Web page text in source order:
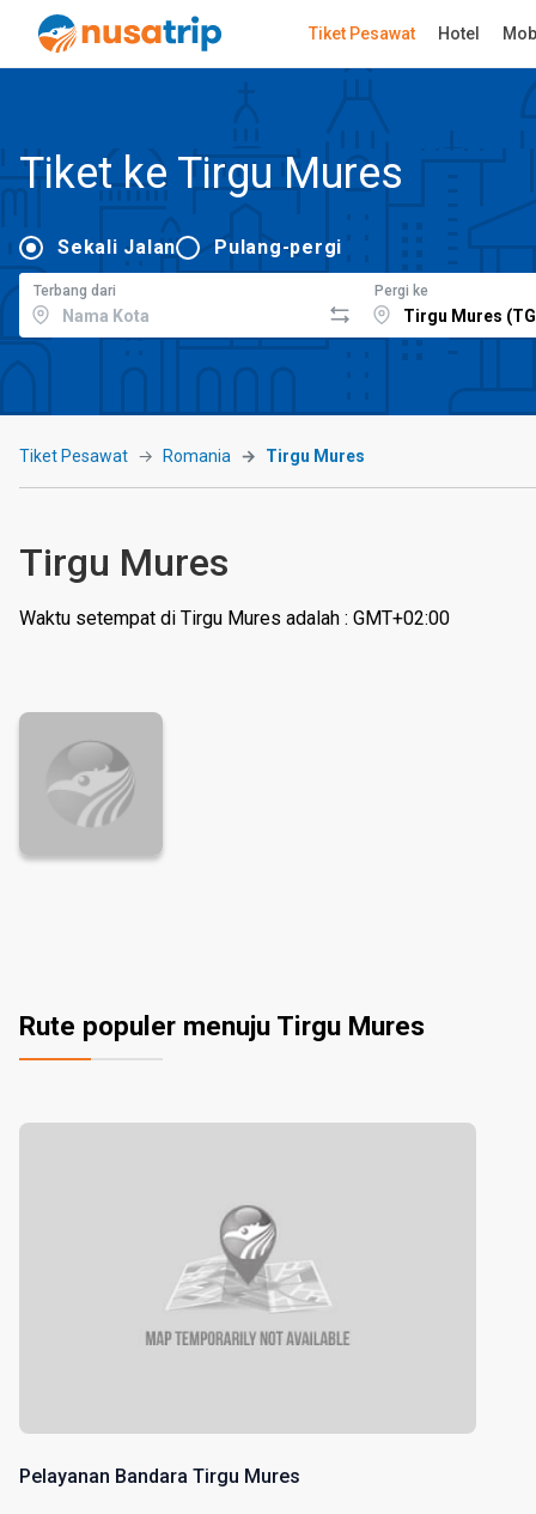
Tiket Pesawat Hotel
Tiket ke Tirgu Mures
Sekali Jalan Pulang-pergi
Terbang dari Pergi ke
Tiket Pesawat Romania Tirgu Mures
Tirgu Mures
Waktu setempat di Tirgu Mures adalah : GMT+02:00
Rute populer menuju Tirgu Mures
Pelayanan Bandara Tirgu Mures